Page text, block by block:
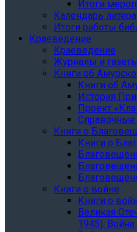
Итоги
Календарь
Итоги работы
Краеведение
Краеведение
Журналы и
Книги об
Книги об
История
Проект
Справочные
Книги о
Книги о
Книги о войне
Книги о
Великая
1945).